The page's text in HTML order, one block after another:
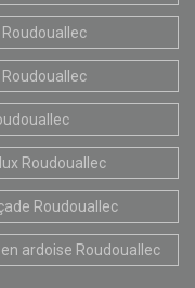
Roudouallec
Roudouallec
ardoise Roudouallec